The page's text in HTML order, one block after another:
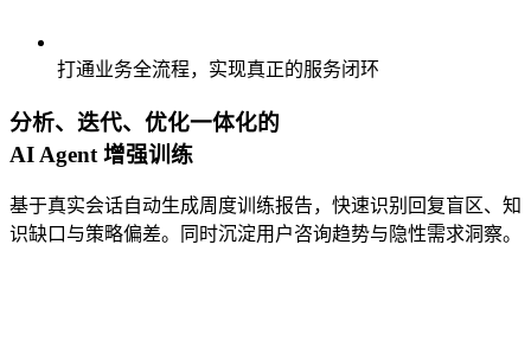
打通业务全流程，实现真正的服务闭环
分析、迭代、优化一体化的
AI Agent 增强训练
基于真实会话自动生成周度训练报告，快速识别回复盲区、知
识缺口与策略偏差。同时沉淀用户咨询趋势与隐性需求洞察。